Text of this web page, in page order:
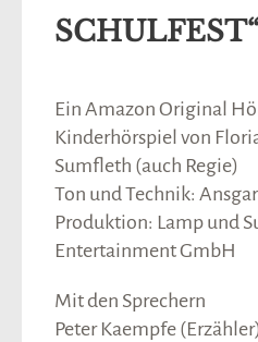
SCHULFEST“
Ein Amazon Original
Kinderhörspiel von
Sumfleth (auch Regie)
Ton und Technik:
Produktion: Lamp und
Entertainment GmbH
Mit den Sprechern
Peter Kaempfe (Erzähler)